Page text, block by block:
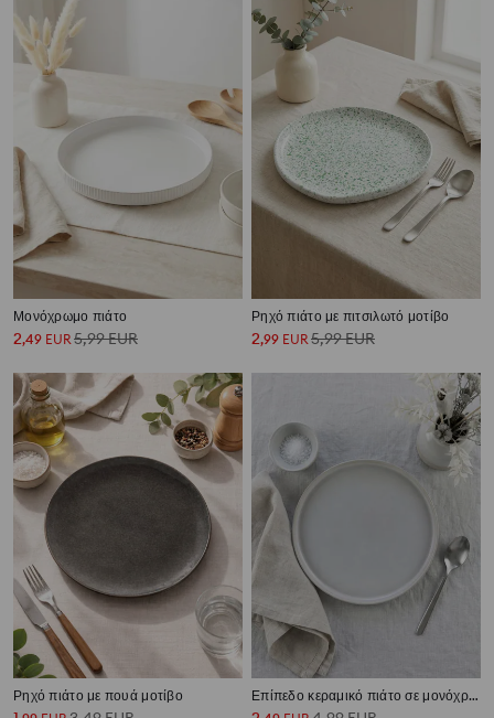
Μονόχρωμο πιάτο
2,49 EUR 5,99EUR
Ρηχό πιάτο με πιτσιλωτό μοτίβο
2,99 EUR 5,99EUR
Ρηχό πιάτο με πουά μοτίβο Επίπεδο κεραμικό πιάτο σε μονόχρωμο